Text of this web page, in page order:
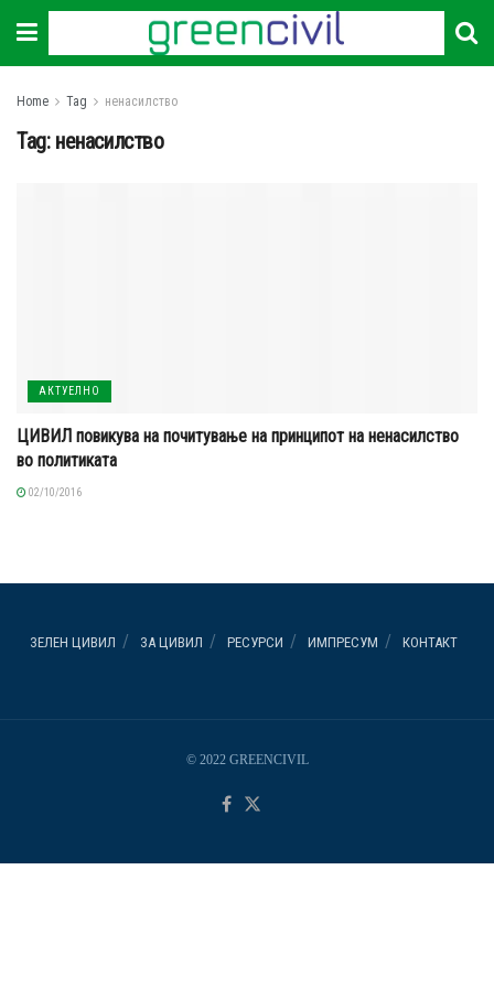
Home Tag ненасилство
Tag: ненасилство
АКТУЕЛНО
ЦИВИЛ повикува на почитување на принципот на ненасилство
во политиката
02/10/2016
ЗЕЛЕН ЦИВИЛ ЗА ЦИВИЛ РЕСУРСИ ИМПРЕСУМ КОНТАКТ
© 2022 GREENCIVIL